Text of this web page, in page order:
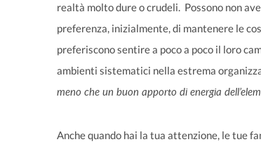
realtà molto dure o crudeli. Possono non
preferenza, inizialmente, di mantenere le
preferiscono sentire a poco a poco il loro
ambienti sistematici nella estrema
meno che un buon apporto di energia
Anche quando hai la tua attenzione, le tue